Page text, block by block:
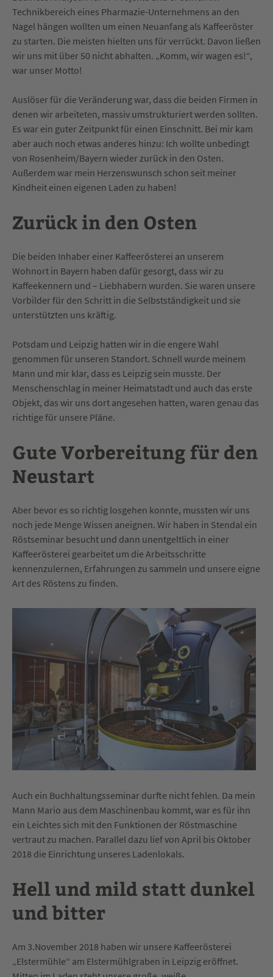
Technikbereich eines Pharmazie-Unternehmens an den
Nagel hängen wollten um einen Neuanfang als Kaffeeröster
zu starten. Die meisten hielten uns für verrückt. Davon ließen
wir uns mit über 50 nicht abhalten. „Komm, wir wagen es!“,
war unser Motto!
Auslöser für die Veränderung war, dass die beiden Firmen in
denen wir arbeiteten, massiv umstrukturiert werden sollten.
Es war ein guter Zeitpunkt für einen Einschnitt. Bei mir kam
aber auch noch etwas anderes hinzu: Ich wollte unbedingt
von Rosenheim/Bayern wieder zurück in den Osten.
Außerdem war mein Herzenswunsch schon seit meiner
Kindheit einen eigenen Laden zu haben!
Zurück in den Osten
Die beiden Inhaber einer Kaffeerösterei an unserem
Wohnort in Bayern haben dafür gesorgt, dass wir zu
Kaffeekennern und – Liebhabern wurden. Sie waren unsere
Vorbilder für den Schritt in die Selbstständigkeit und sie
unterstützten uns kräftig.
Potsdam und Leipzig hatten wir in die engere Wahl
genommen für unseren Standort. Schnell wurde meinem
Mann und mir klar, dass es Leipzig sein musste. Der
Menschenschlag in meiner Heimatstadt und auch das erste
Objekt, das wir uns dort angesehen hatten, waren genau das
richtige für unsere Pläne.
Gute Vorbereitung für den
Neustart
Aber bevor es so richtig losgehen konnte, mussten wir uns
noch jede Menge Wissen aneignen. Wir haben in Stendal ein
Röstseminar besucht und dann unentgeltlich in einer
Kaffeerösterei gearbeitet um die Arbeitsschritte
kennenzulernen, Erfahrungen zu sammeln und unsere eigne
Art des Röstens zu finden.
Auch ein Buchhaltungsseminar durfte nicht fehlen. Da mein
Mann Mario aus dem Maschinenbau kommt, war es für ihn
ein Leichtes sich mit den Funktionen der Röstmaschine
vertraut zu machen. Parallel dazu lief von April bis Oktober
2018 die Einrichtung unseres Ladenlokals.
Hell und mild statt dunkel
und bitter
Am 3.November 2018 haben wir unsere Kaffeerösterei
„Elstermühle“ am Elstermühlgraben in Leipzig eröffnet.